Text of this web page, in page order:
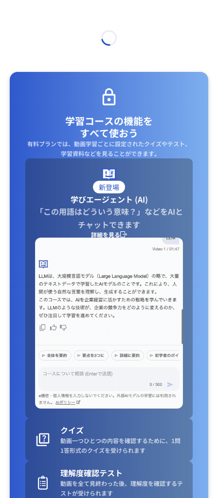
学習コースの機能を
すべて使おう
有料プランでは、動画学習ごとに設定されたクイズやテスト、
学習資料などを見ることができます｡
新登場
学びエージェント (AI)
「この用語はどういう意味？」などをAIと
チャットできます
詳細を見る
クイズ
動画一つひとつの内容を確認するために、1問
1答形式のクイズを受けられます
理解度確認テスト
動画を全て見終わった後、理解度を確認するテ
ストが受けられます